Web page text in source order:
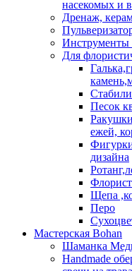
насекомых и
Дренаж,
Инструменты
Для
Песок
ежей,
дизайна
Щепа
Перо
Мастерская Bohan
Шаманка
Handmade